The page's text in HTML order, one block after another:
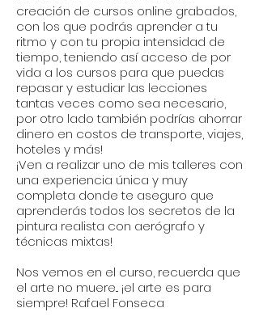
creación de cursos online grabados,
con los que podrás aprender a tu
ritmo y con tu propia intensidad de
tiempo, teniendo así acceso de por
vida a los cursos para que puedas
repasar y estudiar las lecciones
tantas veces como sea necesario,
por otro lado también podrías ahorrar
dinero en costos de transporte, viajes,
hoteles y más!
¡Ven a realizar uno de mis talleres con
una experiencia única y muy
completa donde te aseguro que
aprenderás todos los secretos de la
pintura realista con aerógrafo y
técnicas mixtas!
Nos vemos en el curso, recuerda que
el arte no muere... ¡el arte es para
siempre! Rafael Fonseca